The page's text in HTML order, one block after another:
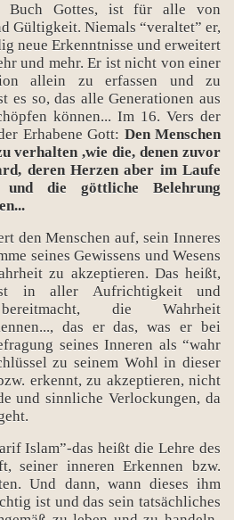
Buch Gottes, ist für alle von
Gültigkeit. Niemals “veraltet” er,
neue Erkenntnisse und erweitert
und mehr. Er ist nicht von einer
allein zu erfassen und zu
es so, das alle Generationen aus
können... Im 16. Vers der
Erhabene Gott: Den Menschen
verhalten ,wie die, denen zuvor
deren Herzen aber im Laufe
die göttliche Belehrung
den Menschen auf, sein Inneres
seines Gewissens und Wesens
zu akzeptieren. Das heißt,
in aller Aufrichtigkeit und
bereitmacht, die Wahrheit
das er das, was er bei
seines Inneren als “wahr
zu seinem Wohl in dieser
erkennt, zu akzeptieren, nicht
und sinnliche Verlockungen, da
Islam”-das heißt die Lehre des
seiner inneren Erkennen bzw.
Und dann, wann dieses ihm
ist und das sein tatsächliches